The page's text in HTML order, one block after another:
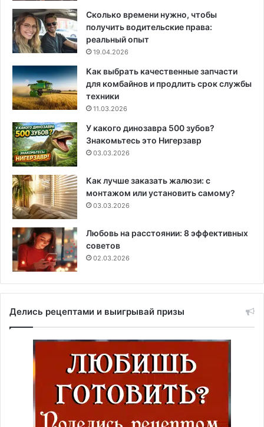
Сколько времени нужно, чтобы
получить водительские права:
реальный опыт
19.04.2026
Как выбрать качественные запчасти
для комбайнов и продлить срок службы
техники
11.03.2026
У какого динозавра 500 зубов?
Знакомьтесь это Нигерзавр
03.03.2026
Как лучше заказать жалюзи: с
монтажом или установить самому?
03.03.2026
Любовь на расстоянии: 8 эффективных
советов
02.03.2026
Делись рецептами и выигрывай призы